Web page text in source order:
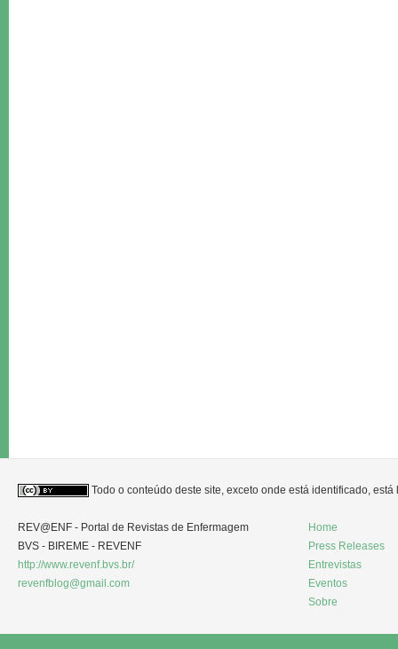
Todo o conteúdo deste site, exceto onde está identificado,
REV@ENF - Portal de Revistas de Enfermagem
BVS - BIREME - REVENF
http://www.revenf.bvs.br/
revenfblog@gmail.com
Home
Press Releases
Entrevistas
Eventos
Sobre